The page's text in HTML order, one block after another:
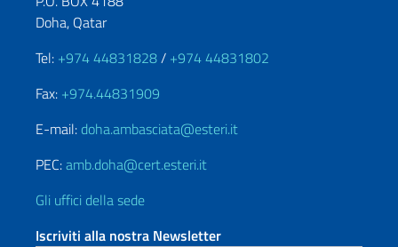
Doha, Qatar
Tel: +974 44831828/ +974 44831802
Fax: +974.44831909
E-mail: doha.ambasciata@esteri.it
PEC:amb.doha@cert.esteri.it
Gli uffici della sede
Iscriviti alla nostra Newsletter